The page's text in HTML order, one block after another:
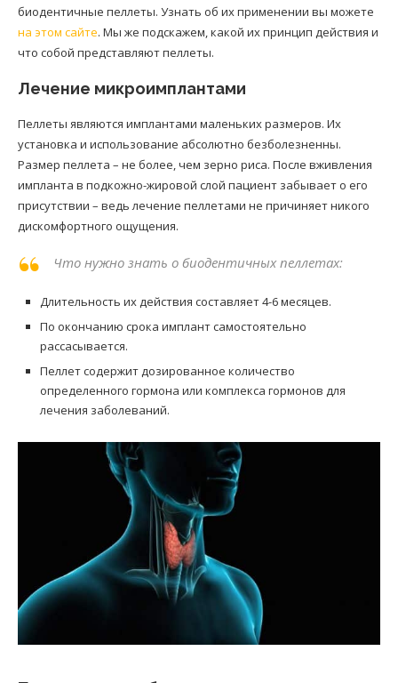
биодентичные пеллеты. Узнать об их применении вы можете
на этом сайте. Мы же подскажем, какой их принцип действия и
что собой представляют пеллеты.
Лечение микроимплантами
Пеллеты являются имплантами маленьких размеров. Их
установка и использование абсолютно безболезненны.
Размер пеллета – не более, чем зерно риса. После вживления
импланта в подкожно-жировой слой пациент забывает о его
присутствии – ведь лечение пеллетами не причиняет никого
дискомфортного ощущения.
Что нужно знать о биодентичных пеллетах:
Длительность их действия составляет 4-6 месяцев.
По окончанию срока имплант самостоятельно
рассасывается.
Пеллет содержит дозированное количество
определенного гормона или комплекса гормонов для
лечения заболеваний.